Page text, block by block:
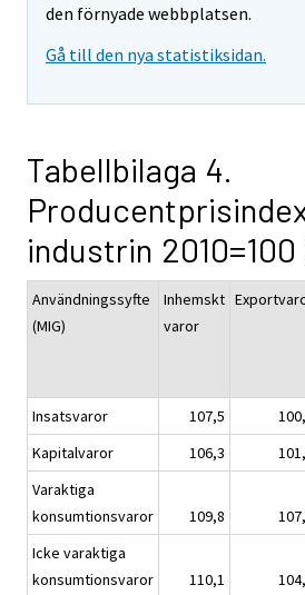
den förnyade webbplatsen.
Gå till den nya statistiksidan.
Tabellbilaga 4.
industrin 2010=100
Användningssyfte
(MIG)
Inhemskt
varor
Insatsvaror
107,5
Kapitalvaror
106,3
Varaktiga
konsumtionsvaror
109,8
Icke varaktiga
konsumtionsvaror
110,1